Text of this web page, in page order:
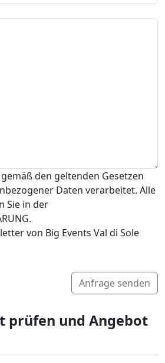
den geltenden Gesetzen
Daten verarbeitet. Alle
Sie in der
von Big Events Val di Sole
Anfrage senden
prüfen und Angebot